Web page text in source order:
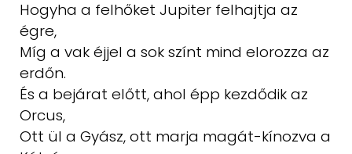
Hogyha a felhőket Jupiter felhajtja az
égre,
Míg a vak éjjel a sok színt mind elorozza az
erdőn.
És a bejárat előtt, ahol épp kezdődik az
Orcus,
Ott ül a Gyász, ott marja magát-kínozva a